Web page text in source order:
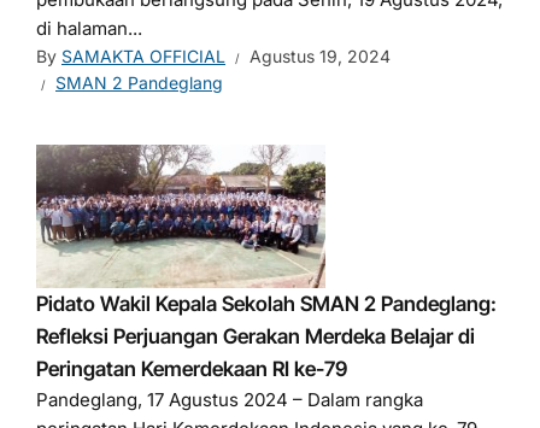
di halaman...
By SAMAKTA OFFICIAL
Agustus 19, 2024
SMAN 2 Pandeglang
Pidato Wakil Kepala Sekolah SMAN 2 Pandeglang:
Refleksi Perjuangan Gerakan Merdeka Belajar di
Peringatan Kemerdekaan RI ke-79
Pandeglang, 17 Agustus 2024 – Dalam rangka